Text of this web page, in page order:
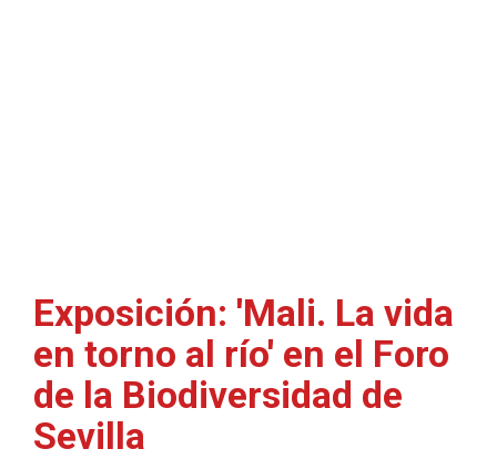
Exposición: 'Mali. La vida
en torno al río' en el Foro
de la Biodiversidad de
Sevilla